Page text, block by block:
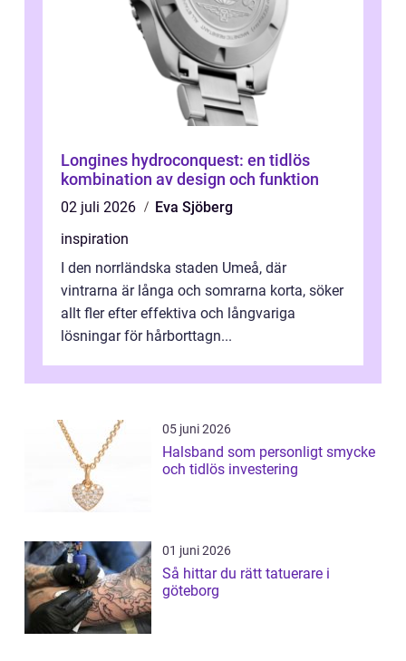
Longines hydroconquest: en tidlös
kombination av design och funktion
02 juli 2026
Eva Sjöberg
inspiration
I den norrländska staden Umeå, där
vintrarna är långa och somrarna korta, söker
allt fler efter effektiva och långvariga
lösningar för hårborttagn...
05 juni 2026
Halsband som personligt smycke
och tidlös investering
01 juni 2026
Så hittar du rätt tatuerare i
göteborg